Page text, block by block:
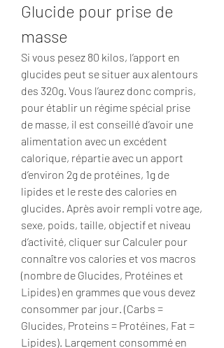
Glucide pour prise de
masse
Si vous pesez 80 kilos, l’apport en
glucides peut se situer aux alentours
des 320g. Vous l’aurez donc compris,
pour établir un régime spécial prise
de masse, il est conseillé d’avoir une
alimentation avec un excédent
calorique, répartie avec un apport
d’environ 2g de protéines, 1g de
lipides et le reste des calories en
glucides. Après avoir rempli votre age,
sexe, poids, taille, objectif et niveau
d’activité, cliquer sur Calculer pour
connaître vos calories et vos macros
(nombre de Glucides, Protéines et
Lipides) en grammes que vous devez
consommer par jour. (Carbs =
Glucides, Proteins = Protéines, Fat =
Lipides). Largement consommé en